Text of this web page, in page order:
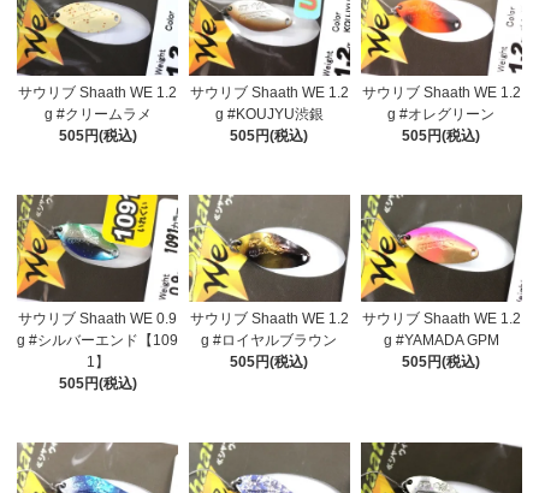
サウリブ Shaath WE 1.2
g #クリームラメ
505円(税込)
サウリブ Shaath WE 1.2
g #KOUJYU渋銀
505円(税込)
サウリブ Shaath WE 1.2
g #オレグリーン
505円(税込)
サウリブ Shaath WE 0.9
g #シルバーエンド【109
1】
505円(税込)
サウリブ Shaath WE 1.2
g #ロイヤルブラウン
505円(税込)
サウリブ Shaath WE 1.2
g #YAMADA GPM
505円(税込)